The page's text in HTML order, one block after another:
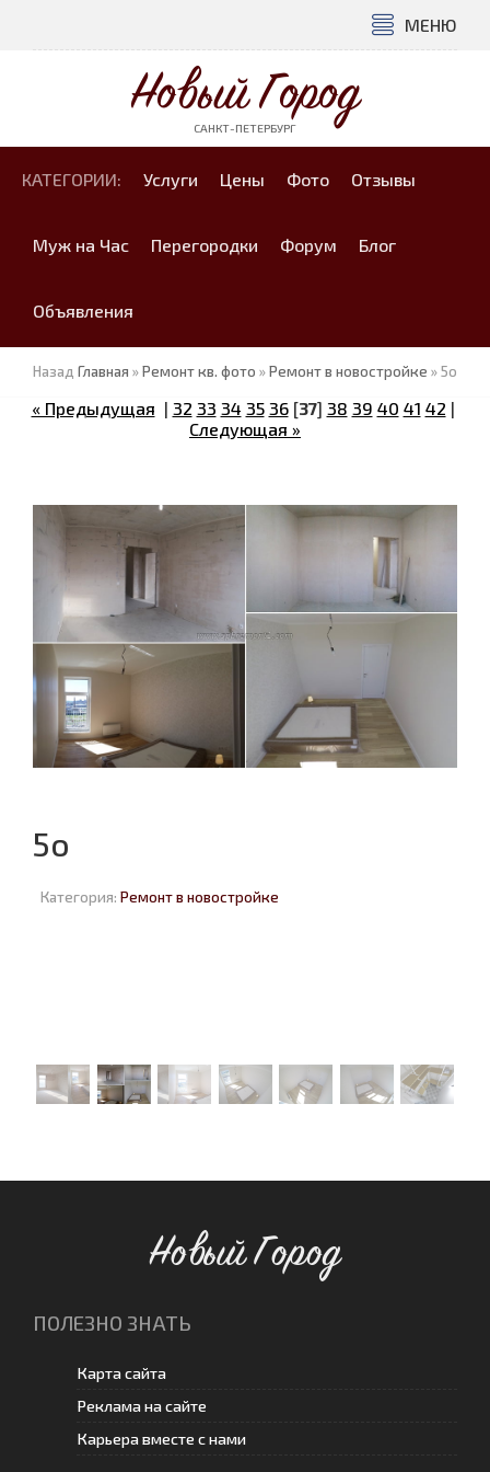
МЕНЮ
Новый Город
САНКТ-ПЕТЕРБУРГ
КАТЕГОРИИ: Услуги Цены Фото Отзывы
Муж на Час Перегородки Форум Блог
Объявления
Назад Главная »Ремонт кв. фото »Ремонт в новостройке » 5o
« Предыдущая | 32 33 34 35 36[37] 38 39 40 41 42 |
Следующая »
5o
Категория: Ремонт в новостройке
Новый Город
ПОЛЕЗНО ЗНАТЬ
Карта сайта
Реклама на сайте
Карьера вместе с нами